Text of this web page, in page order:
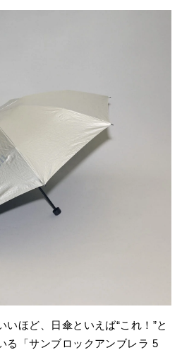
いほど、日傘といえば“これ！”と
る「サンブロックアンブレラ 5